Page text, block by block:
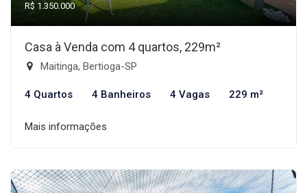
R$ 1.350.000
Casa à Venda com 4 quartos, 229m²
Maitinga, Bertioga-SP
4 Quartos 4 Banheiros 4 Vagas 229 m²
Mais informações